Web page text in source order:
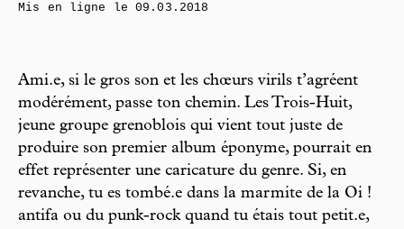
Ami.e, si le gros son et les chœurs virils t’agréent
modérément, passe ton chemin. Les Trois-Huit,
jeune groupe grenoblois qui vient tout juste de
produire son premier album éponyme, pourrait en
effet représenter une caricature du genre. Si, en
revanche, tu es tombé.e dans la marmite de la Oi !
antifa ou du punk-rock quand tu étais tout petit.e,
Mis en ligne le09.03.2018